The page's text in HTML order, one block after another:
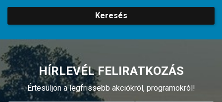
Keresés
HÍRLEVÉL FELIRATKOZÁS
Értesüljön a legfrissebb akciókról, programokról!